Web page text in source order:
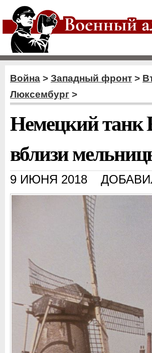
Война > Западный фронт >
Люксембург >
Немецкий танк
вблизи
9 ИЮНЯ 2018